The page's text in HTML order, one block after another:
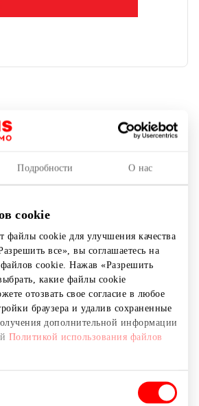
Подробности О нас
cookie
файлы cookie для улучшения качества
все», вы соглашаетесь на
файлов cookie. Нажав «Разрешить
какие файлы cookie
отозвать свое согласие в любое
браузера и удалив сохраненные
дополнительной информации
Политикой использования файлов